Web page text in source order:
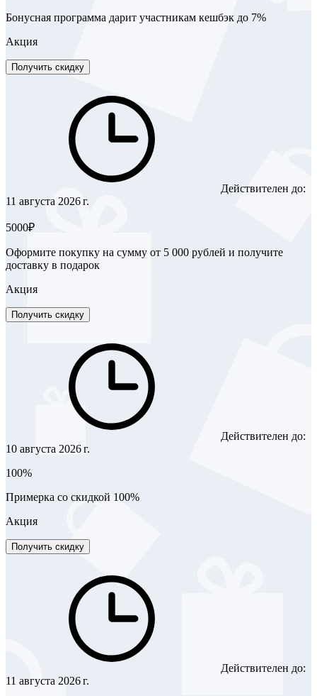
Бонусная программа дарит участникам кешбэк до 7%
Акция
Получить скидку
Действителен до:
11 августа 2026 г.
5000₽
Оформите покупку на сумму от 5 000 рублей и получите
доставку в подарок
Акция
Получить скидку
Действителен до:
10 августа 2026 г.
100%
Примерка со скидкой 100%
Акция
Получить скидку
Действителен до:
11 августа 2026 г.